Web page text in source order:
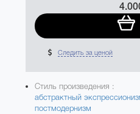
Следить за ценой
Стиль произведения :
абстрактный
постмодернизм